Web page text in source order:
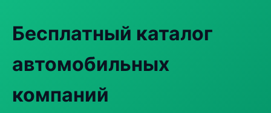
Бесплатный каталог
автомобильных
компаний